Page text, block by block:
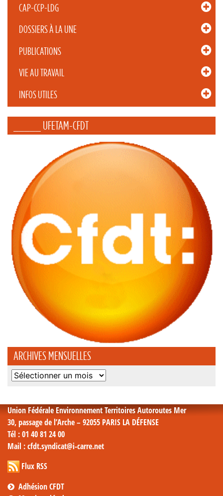
CAP-CCP-LDG
DOSSIERS À LA UNE
PUBLICATIONS
VIE AU TRAVAIL
INFOS UTILES
_____ UFETAM-CFDT
ARCHIVES MENSUELLES
Archives
Union Fédérale Environnement Territoires Autoroutes Mer
30, passage de l’Arche – 92055 PARIS LA DÉFENSE
Tél : 01 40 81 24 00
Mail : cfdt.syndicat@i-carre.net
Flux RSS
Adhésion CFDT